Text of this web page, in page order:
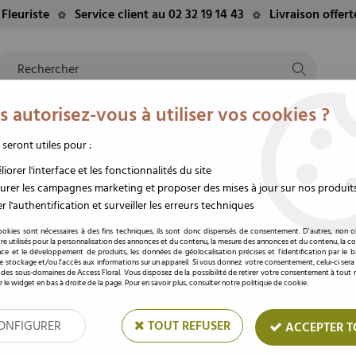
Service client au 02 32 19 14 43 Livraison
EVÈNEMENTS
DU MOMENT
FLEURS/PLANTES DEUIL
Happy Birds 54x35x10 Vert ( x 50 )
Poche Bouquet
Soyez le premier à donner votre
Prix : Connectez-
Réf. :G.3432
Poche à bouquet imprimé
autorisez-vous à utiliser vos cookies ?
seront utiles pour :
l'interface et les fonctionnalités du site
les campagnes marketing et proposer des mises à jour sur nos
l'authentification et surveiller les erreurs techniques
sont nécessaires à des fins techniques, ils sont donc dispensés de consentement. D'autres, non
utilisés pour la personnalisation des annonces et du contenu, la mesure des annonces et du contenu, la
et le développement de produits, les données de géolocalisation précises et l'identification par le
stockage et/ou l'accès aux informations sur un appareil. Si vous donnez votre consentement, celui-ci
des sous-domaines de Access Floral. Vous disposez de la possibilité de retirer votre consentement à tout
le widget en bas à droite de la page. Pour en savoir plus, consulter notre politique de cookie.
TOUT REFUSER ACCEPTER